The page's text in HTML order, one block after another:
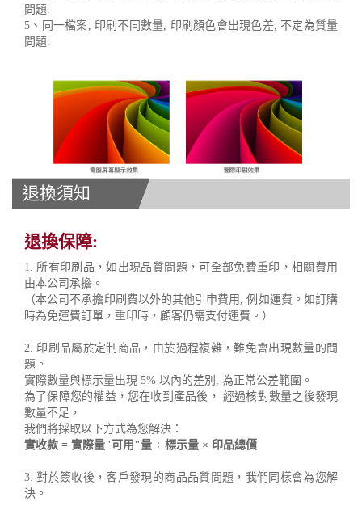
問題.
5、同一檔案, 印刷不同數量, 印刷顏色會出現色差, 不定為質量
問題.
退換須知
退換保障:
1. 所有印刷品，如出現品質問題，可全部免費重印，相關費用
由本公司承擔。
（本公司不承擔印刷費以外的其他引申費用, 例如運費。如訂購
時為免運費訂單，重印時，顧客仍需支付運費。）
2. 印刷品屬於定制商品，由於過程複雜，難免會出現數量的問
題。
實際數量與標示量出現 5% 以內的差別, 為正常公差範圍。
為了保障您的權益，您在收到產品後， 經過核對數量之後發現
數量不足，
我們將採取以下方式為您解決：
實收款 = 實際量"可用"量 ÷ 標示量 × 印品總價
3. 對於簽收後，客戶發現的商品品質問題，我們同樣會為您解
決。